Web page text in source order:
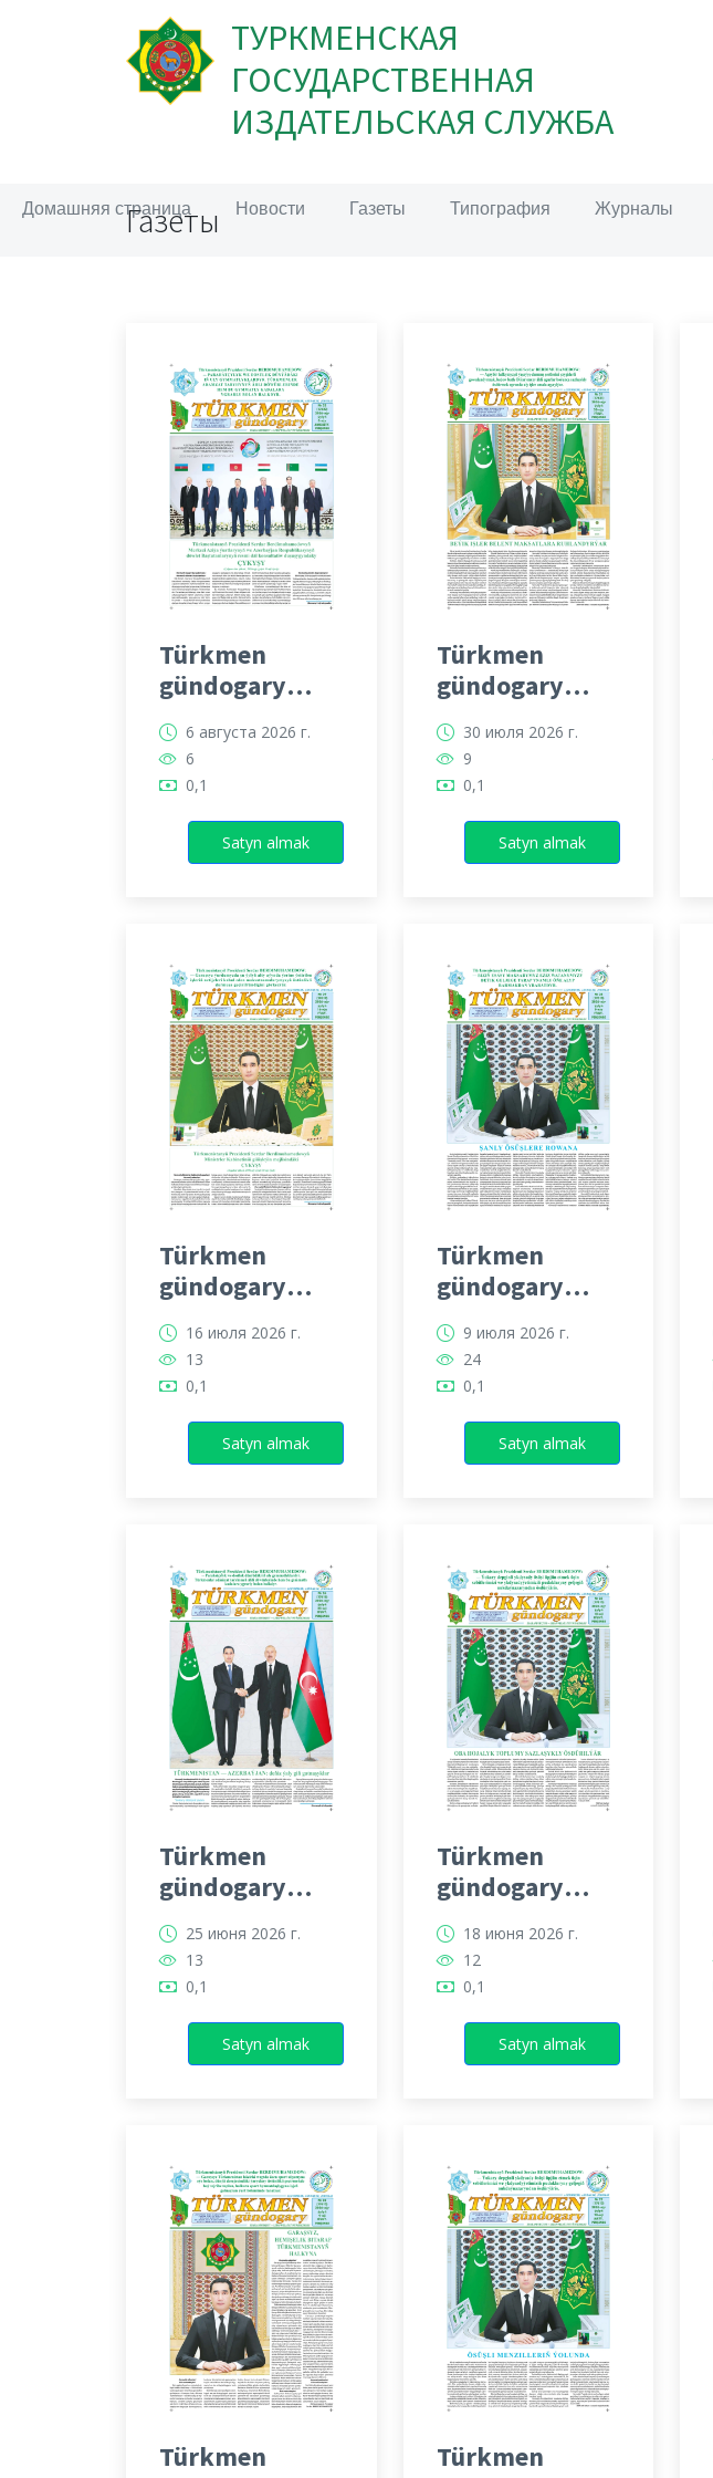
ТУРКМЕНСКАЯ
ГОСУДАРСТВЕННАЯ
ИЗДАТЕЛЬСКАЯ СЛУЖБА
Домашняя страница Новости Газеты Типография Журналы
Газеты
Türkmen
gündogary
gazeti6 августа 2026 г.
6
0,1
Satyn almak
Türkmen
gündogary
gazeti30 июля 2026 г.
9
0,1
Satyn almak
Türkmen
gündogary
gazeti16 июля 2026 г.
13
0,1
Satyn almak
Türkmen
gündogary
gazeti9 июля 2026 г.
24
0,1
Satyn almak
Türkmen
gündogary
gazeti25 июня 2026 г.
13
0,1
Satyn almak
Türkmen
gündogary
gazeti18 июня 2026 г.
12
0,1
Satyn almak
Türkmen
Türkmen